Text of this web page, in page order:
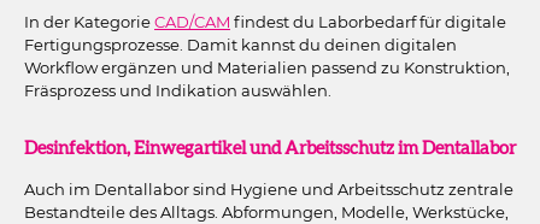
In der KategorieCAD/CAM findest du Laborbedarf für digitale
Fertigungsprozesse. Damit kannst du deinen digitalen
Workflow ergänzen und Materialien passend zu Konstruktion,
Fräsprozess und Indikation auswählen.
Desinfektion, Einwegartikel und Arbeitsschutz im Dentallabor
Auch im Dentallabor sind Hygiene und Arbeitsschutz zentrale
Bestandteile des Alltags. Abformungen, Modelle, Werkstücke,